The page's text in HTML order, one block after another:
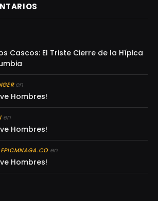
Cascos: El Triste Cierre de la Hípica
en
Hombres!
en
Hombres!
en
Hombres!